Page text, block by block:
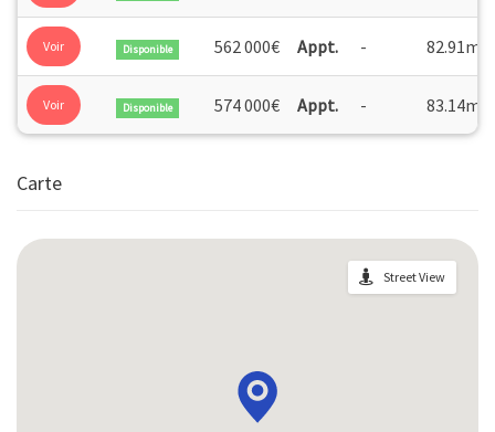
Voir Disponible 562 000€ Appt. - 82.91m
Voir Disponible 574 000€ Appt. - 83.14m
Carte
Street View